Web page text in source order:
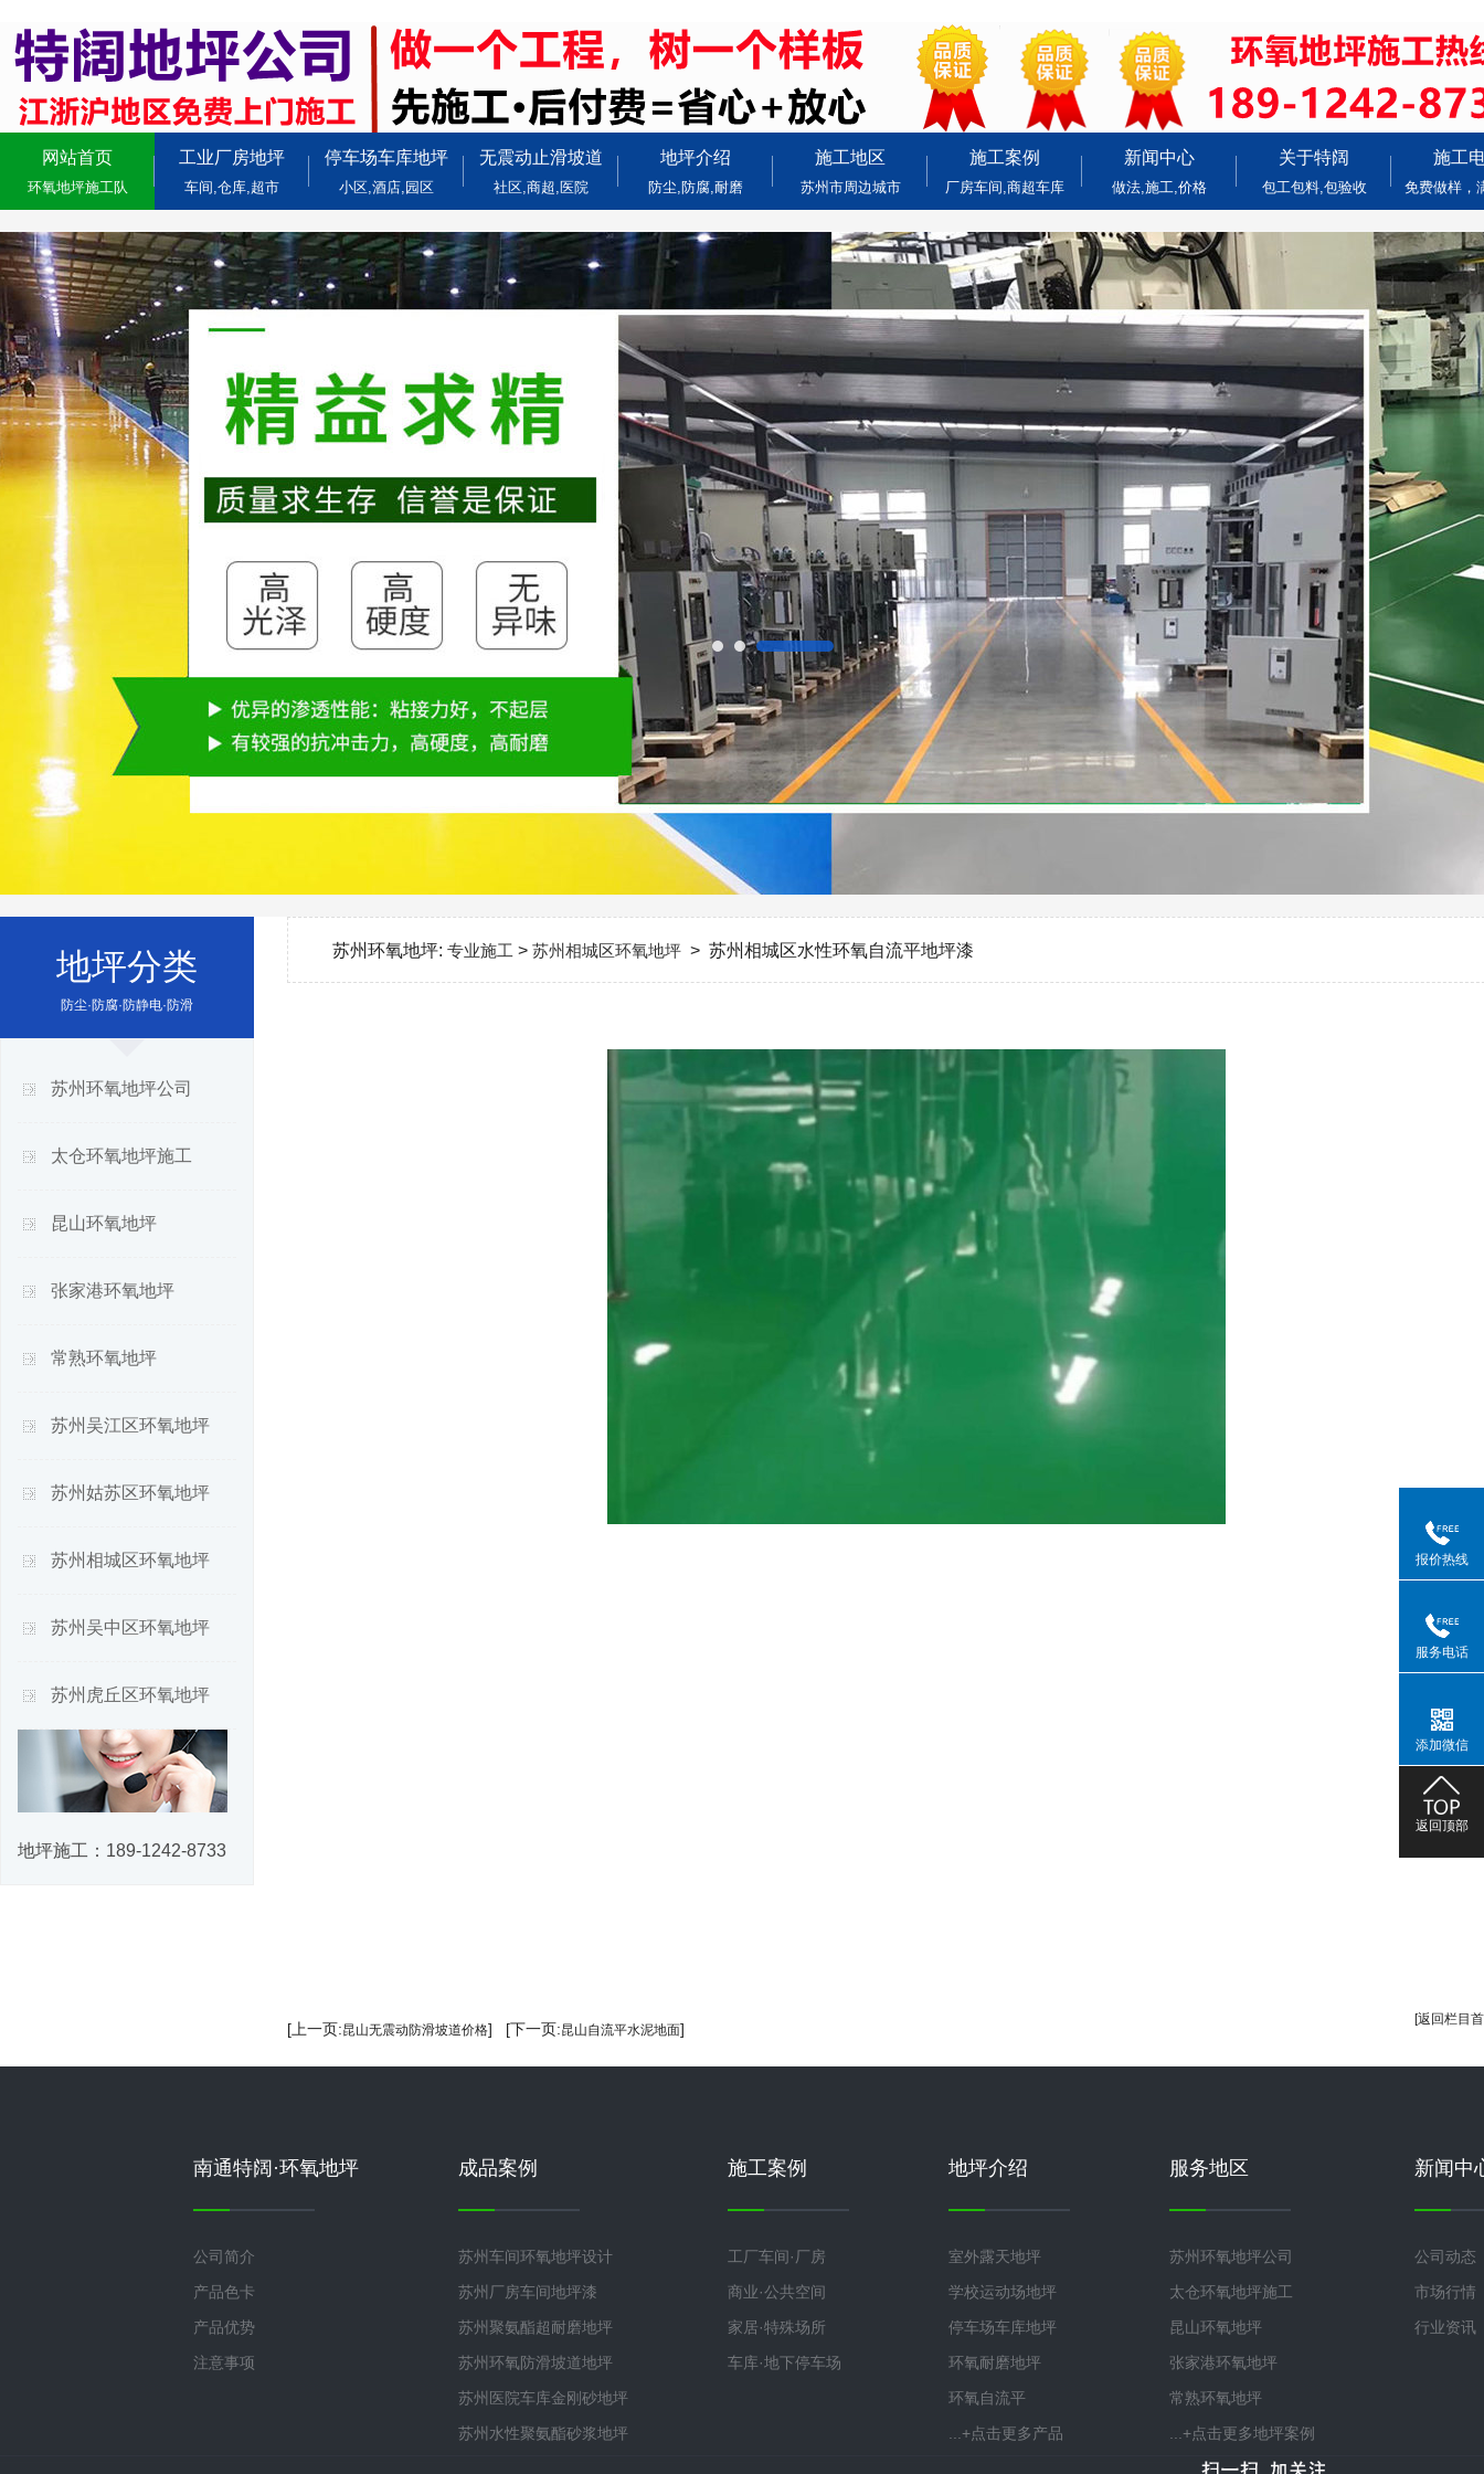
网站首页
环氧地坪施工队
工业厂房地坪
车间,仓库,超市
停车场车库地坪
小区,酒店,园区
无震动止滑坡道
社区,商超,医院
地坪介绍
防尘,防腐,耐磨
施工地区
苏州市周边城市
施工案例
厂房车间,商超车库
新闻中心
做法,施工,价格
关于特阔
包工包料,包验收
施工
免费做样，
地坪分类
防尘·防腐·防静电·防滑
苏州环氧地坪公司
太仓环氧地坪施工
昆山环氧地坪
张家港环氧地坪
常熟环氧地坪
苏州吴江区环氧地坪
苏州姑苏区环氧地坪
苏州相城区环氧地坪
苏州吴中区环氧地坪
苏州虎丘区环氧地坪
地坪施工： 189-1242-8733
苏州环氧地坪: 专业施工 > 苏州相城区环氧地坪 > 苏州相城区水性环氧自流平地坪漆
[返回栏目
[上一页:昆山无震动防滑坡道价格] [下一页:昆山自流平水泥地面]
南通特阔·环氧地坪
公司简介
产品色卡
产品优势
注意事项
成品案例
苏州车间环氧地坪设计
苏州厂房车间地坪漆
苏州聚氨酯超耐磨地坪
苏州环氧防滑坡道地坪
苏州医院车库金刚砂地坪
苏州水性聚氨酯砂浆地坪
施工案例
工厂车间·厂房
商业·公共空间
家居·特殊场所
车库·地下停车场
地坪介绍
室外露天地坪
学校运动场地坪
停车场车库地坪
环氧耐磨地坪
环氧自流平
...+点击更多产品
服务地区
苏州环氧地坪公司
太仓环氧地坪施工
昆山环氧地坪
张家港环氧地坪
常熟环氧地坪
...+点击更多地坪案例
新闻中
公司动态
市场行情
行业资讯
报价热线
服务电话
添加微信
返回顶部